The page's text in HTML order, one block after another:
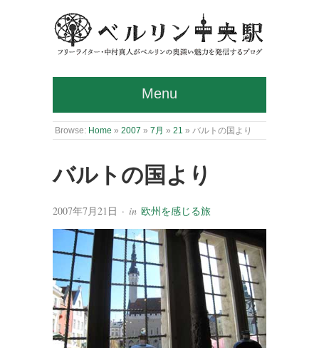
Menu
Browse: Home » 2007 » 7月 » 21 » バルトの国より
バルトの国より
2007年7月21日 · in 欧州を感じる旅